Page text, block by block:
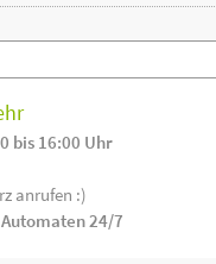
bis 16:00 Uhr
anrufen :)
24/7